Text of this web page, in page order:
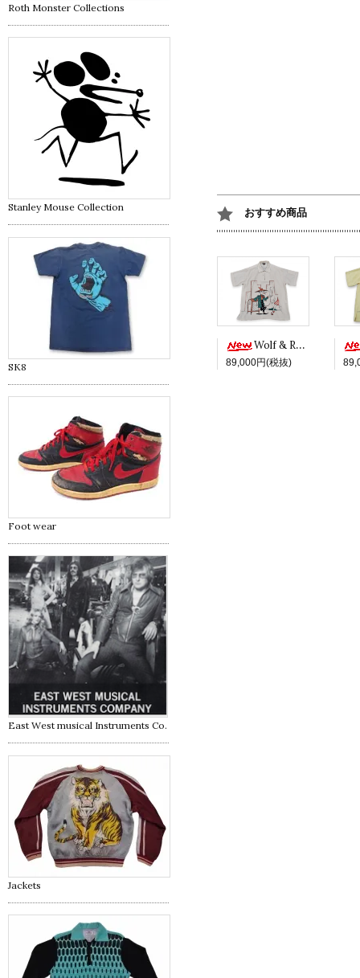
おすすめ商品
Wolf & Red -White ver.-
89,000円(税抜)
Roth Monster Collections
Stanley Mouse Collection
SK8
Foot wear
East West musical Instruments Co.
Jackets